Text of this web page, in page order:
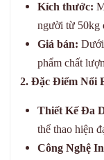
Kích thước:
người từ 50kg
Giá bán: Dưới
phẩm chất
2. Đặc Điểm Nổi
Thiết Kế Đa
thể thao hiện
Công Nghệ